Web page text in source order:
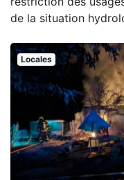
de la situation
Locales